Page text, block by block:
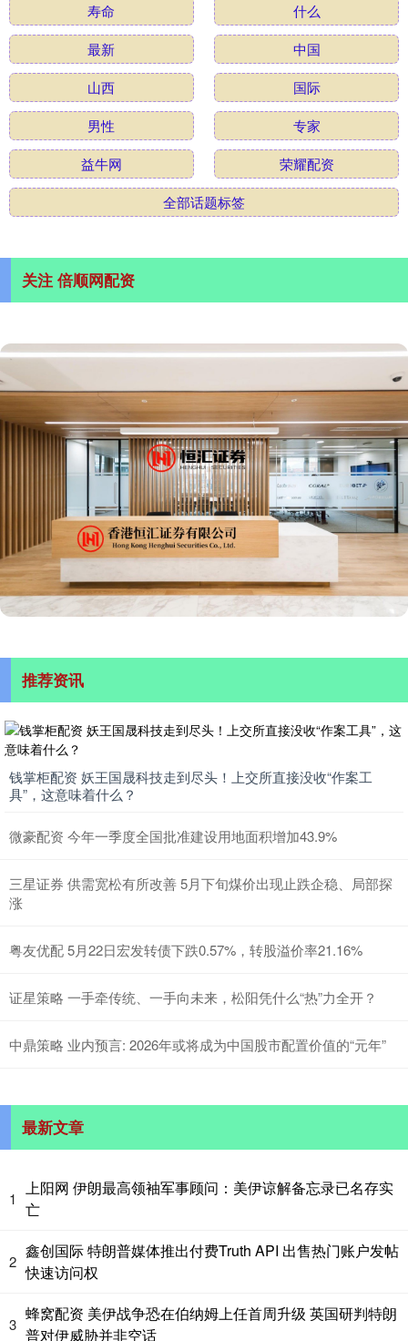
寿命
什么
最新
中国
山西
国际
男性
专家
益牛网
荣耀配资
全部话题标签
关注 倍顺网配资
推荐资讯
钱掌柜配资 妖王国晟科技走到尽头！上交所直接没收“作案工
具”，这意味着什么？
微豪配资 今年一季度全国批准建设用地面积增加43.9%
三星证券 供需宽松有所改善 5月下旬煤价出现止跌企稳、局部探
涨
粤友优配 5月22日宏发转债下跌0.57%，转股溢价率21.16%
证星策略 一手牵传统、一手向未来，松阳凭什么“热”力全开？
中鼎策略 业内预言: 2026年或将成为中国股市配置价值的“元年”
最新文章
1
上阳网 伊朗最高领袖军事顾问：美伊谅解备忘录已名存实
亡
2
鑫创国际 特朗普媒体推出付费Truth API 出售热门账户发帖
快速访问权
3
蜂窝配资 美伊战争恐在伯纳姆上任首周升级 英国研判特朗
普对伊威胁并非空话